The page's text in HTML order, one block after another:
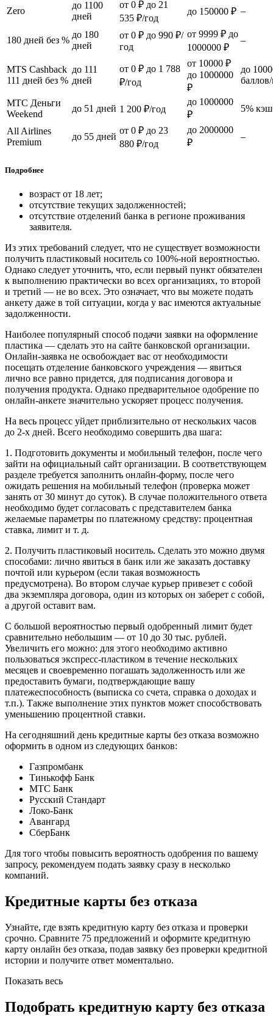
Zero
до 1100
дней
от 0 ₽ до 21
535 ₽/год
до 150000 ₽ –
180 дней без %
до 180
дней
от 0 ₽ до 990 ₽/
год
от 9999 ₽ до
1000000 ₽
–
МТS Cashback
111 дней без %
до 111
дней
от 0 ₽ до 1 788
₽/год
от 10000 ₽
до 1000000
₽
до
МТС Деньги
Weekend
до 51 дней 1 200 ₽/год
до 1000000
₽
5%
All Airlines
Premium
до 55 дней
от 0 ₽ до 23
880 ₽/год
до 2000000
₽
–
Подробнее
возраст от 18 лет;
отсутствие текущих задолженностей;
отсутствие отделений банка в регионе проживания
заявителя.
Из этих требований следует, что не существует возможности
получить пластиковый носитель со 100%-ной вероятностью.
Однако следует уточнить, что, если первый пункт обязателен
к выполнению практически во всех организациях, то второй
и третий — не во всех. Это означает, что вы можете подать
анкету даже в той ситуации, когда у вас имеются актуальные
задолженности.
Наиболее популярный способ подачи заявки на оформление
пластика — сделать это на сайте банковской организации.
Онлайн-заявка не освобождает вас от необходимости
посещать отделение банковского учреждения — явиться
лично все равно придется, для подписания договора и
получения продукта. Однако предварительное одобрение по
онлайн-анкете значительно ускоряет процесс получения.
На весь процесс уйдет приблизительно от нескольких часов
до 2-х дней. Всего необходимо совершить два шага:
1. Подготовить документы и мобильный телефон, после чего
зайти на официальный сайт организации. В соответствующем
разделе требуется заполнить онлайн-форму, после чего
ожидать решения на мобильный телефон (проверка может
занять от 30 минут до суток). В случае положительного ответа
необходимо будет согласовать с представителем банка
желаемые параметры по платежному средству: процентная
ставка, лимит и т. д.
2. Получить пластиковый носитель. Сделать это можно двумя
способами: лично явиться в банк или же заказать доставку
почтой или курьером (если такая возможность
предусмотрена). Во втором случае курьер привезет с собой
два экземпляра договора, один из которых он заберет с собой,
а другой оставит вам.
С большой вероятностью первый одобренный лимит будет
сравнительно небольшим — от 10 до 30 тыс. рублей.
Увеличить его можно: для этого необходимо активно
пользоваться экспресс-пластиком в течение нескольких
месяцев и своевременно погашать задолженность или же
предоставить бумаги, подтверждающие вашу
платежеспособность (выписка со счета, справка о доходах и
т.п.). Также выполнение этих пунктов может способствовать
уменьшению процентной ставки.
На сегодняшний день кредитные карты без отказа возможно
оформить в одном из следующих банков:
Газпромбанк
Тинькофф Банк
МТС Банк
Русский Стандарт
Локо-Банк
Авангард
СберБанк
Для того чтобы повысить вероятность одобрения по вашему
запросу, рекомендуем подать заявку сразу в несколько
компаний.
Кредитные карты без отказа
Узнайте, где взять кредитную карту без отказа и проверки
срочно. Сравните 75 предложений и оформите кредитную
карту онлайн без отказа, подав заявку без проверки кредитной
истории и получите ответ моментально.
Показать весь
Подобрать кредитную карту без отказа